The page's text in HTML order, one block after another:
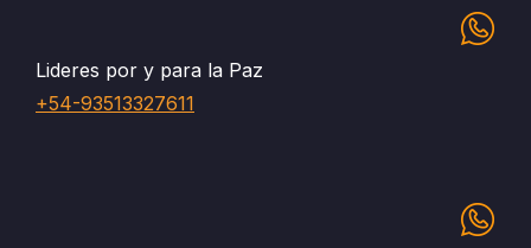
Lideres por y para la Paz
+54-93513327611